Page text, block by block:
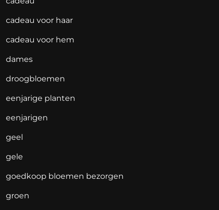
cadeau voor haar
cadeau voor hem
dames
droogbloemen
eenjarige planten
eenjarigen
geel
gele
goedkoop bloemen bezorgen
groen